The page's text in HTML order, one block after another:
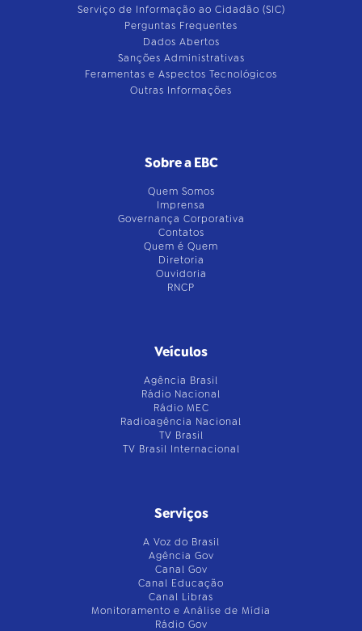
Serviço de Informação ao Cidadão (SIC)
Perguntas Frequentes
Dados Abertos
Sanções Administrativas
Feramentas e Aspectos Tecnológicos
Outras Informações
Sobre a EBC
Quem Somos
Imprensa
Governança Corporativa
Contatos
Quem é Quem
Diretoria
Ouvidoria
RNCP
Veículos
Agência Brasil
Rádio Nacional
Rádio MEC
Radioagência Nacional
TV Brasil
TV Brasil Internacional
Serviços
A Voz do Brasil
Agência Gov
Canal Gov
Canal Educação
Canal Libras
Monitoramento e Análise de Mídia
Rádio Gov